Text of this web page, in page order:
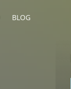
BLOG